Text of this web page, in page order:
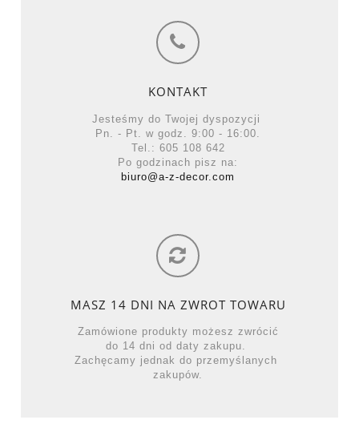
KONTAKT
Jesteśmy do Twojej dyspozycji
Pn. - Pt. w godz. 9:00 - 16:00.
Tel.: 605 108 642
Po godzinach pisz na:
biuro@a-z-decor.com
MASZ 14 DNI NA ZWROT TOWARU
Zamówione produkty możesz zwrócić
do 14 dni od daty zakupu.
Zachęcamy jednak do przemyślanych
zakupów.